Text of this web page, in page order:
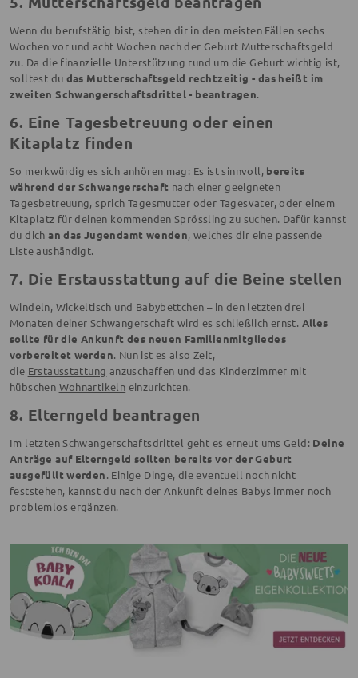
Wenn du berufstätig bist, stehen dir in den meisten Fällen sechs
Wochen vor und acht Wochen nach der Geburt Mutterschaftsgeld
zu. Da die finanzielle Unterstützung rund um die Geburt wichtig ist,
solltest du das Mutterschaftsgeld rechtzeitig - das heißt im
zweiten Schwangerschaftsdrittel - beantragen.
6. Eine Tagesbetreuung oder einen
Kitaplatz finden
So merkwürdig es sich anhören mag: Es ist sinnvoll, bereits
während der Schwangerschaft nach einer geeigneten
Tagesbetreuung, sprich Tagesmutter oder Tagesvater, oder einem
Kitaplatz für deinen kommenden Sprössling zu suchen. Dafür kannst
du dichan das Jugendamt wenden, welches dir eine passende
Liste aushändigt.
7. Die Erstausstattung auf die Beine stellen
Windeln, Wickeltisch und Babybettchen – in den letzten drei
Monaten deiner Schwangerschaft wird es schließlich ernst. Alles
sollte für die Ankunft des neuen Familienmitgliedes
vorbereitet werden. Nun ist es also Zeit,
die Erstausstattung anzuschaffen und das Kinderzimmer mit
hübschen Wohnartikeln einzurichten.
8. Elterngeld beantragen
Im letzten Schwangerschaftsdrittel geht es erneut ums Geld: Deine
Anträge auf Elterngeld sollten bereits vor der Geburt
ausgefüllt werden. Einige Dinge, die eventuell noch nicht
feststehen, kannst du nach der Ankunft deines Babys immer noch
problemlos ergänzen.